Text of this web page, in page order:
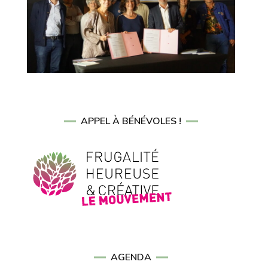
APPEL À BÉNÉVOLES !
AGENDA